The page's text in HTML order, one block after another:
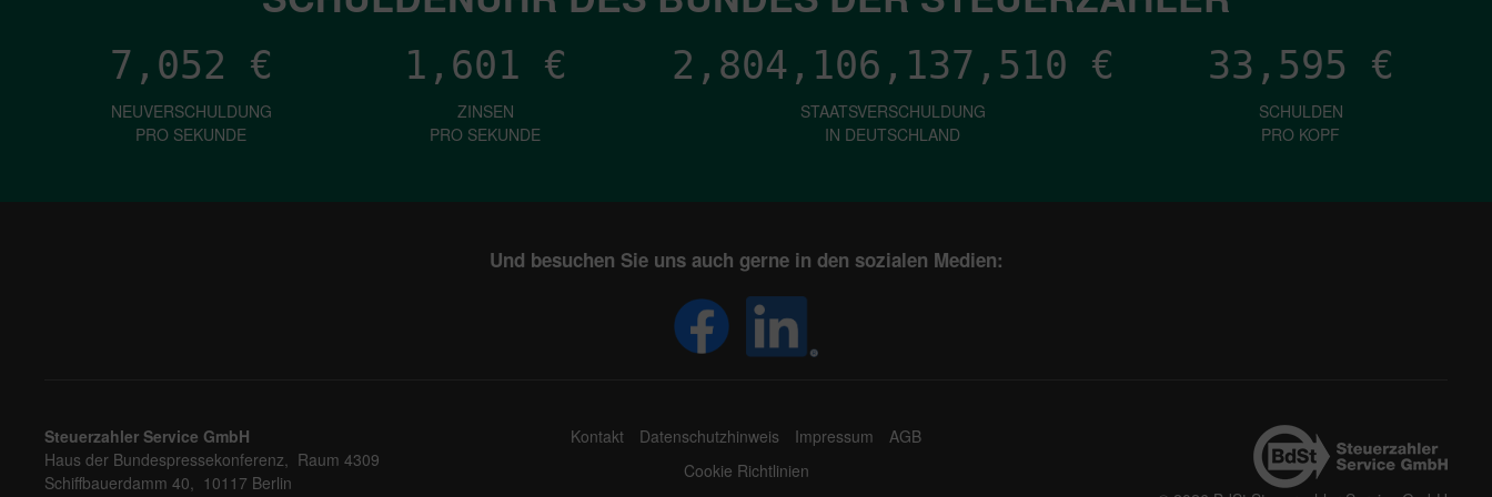
7,052 €
NEUVERSCHULDUNG
PRO SEKUNDE
1,601 €
ZINSEN
PRO SEKUNDE
2,804,106,142,165 €
STAATSVERSCHULDUNG
IN DEUTSCHLAND
33,595 €
SCHULDEN
PRO KOPF
Und besuchen Sie uns auch gerne in den sozialen Medien:
Steuerzahler Service GmbH
Haus der Bundespressekonferenz, Raum 4309
Schiffbauerdamm 40, 10117 Berlin
Kontakt Datenschutzhinweis Impressum
AGB
Cookie Richtlinien